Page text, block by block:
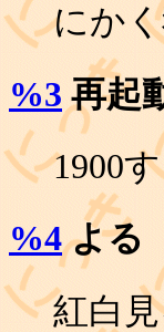
にか
%3 再起
1900
%4よる
紅白